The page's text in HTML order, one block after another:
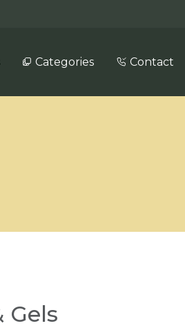
Categories Contact
Gels